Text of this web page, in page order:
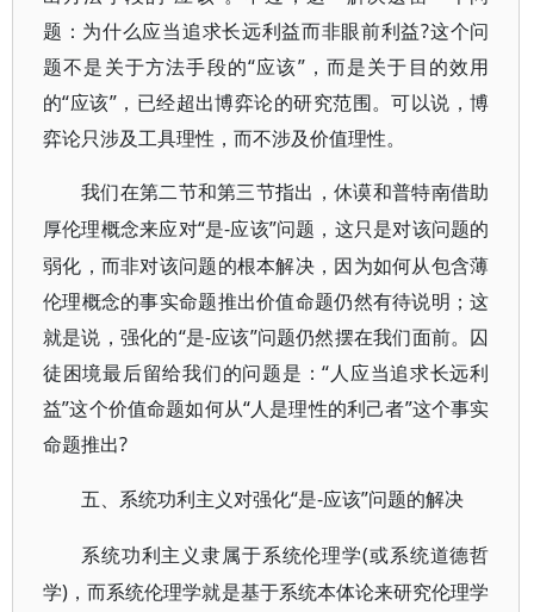
题：为什么应当追求长远利益而非眼前利益?这个问
题不是关于方法手段的“应该”，而是关于目的效用
的“应该”，已经超出博弈论的研究范围。可以说，博
弈论只涉及工具理性，而不涉及价值理性。
我们在第二节和第三节指出，休谟和普特南借助
厚伦理概念来应对“是-应该”问题，这只是对该问题的
弱化，而非对该问题的根本解决，因为如何从包含薄
伦理概念的事实命题推出价值命题仍然有待说明；这
就是说，强化的“是-应该”问题仍然摆在我们面前。囚
徒困境最后留给我们的问题是：“人应当追求长远利
益”这个价值命题如何从“人是理性的利己者”这个事实
命题推出?
五、系统功利主义对强化“是-应该”问题的解决
系统功利主义隶属于系统伦理学(或系统道德哲
学)，而系统伦理学就是基于系统本体论来研究伦理学